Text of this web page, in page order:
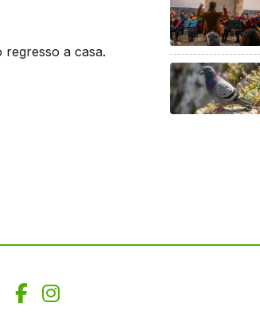
regresso a casa.
Facebook
Instagram